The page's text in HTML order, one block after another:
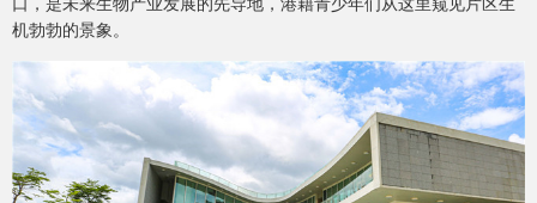
机勃勃的景象。